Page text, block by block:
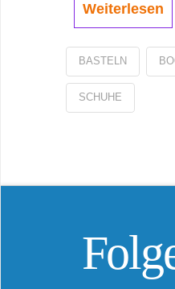
Weiterlesen
BASTELN
SCHUHE